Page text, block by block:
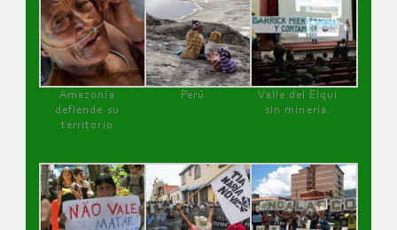
Amazonía
defiende su
territorio
Perú
Valle del Elqui
sin minería.